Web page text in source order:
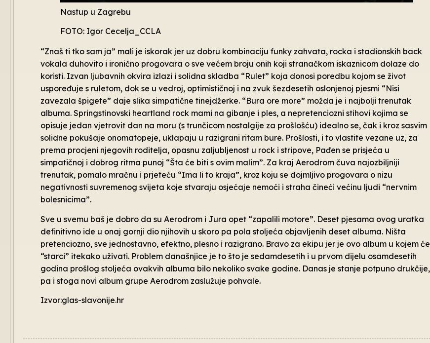
Nastup u Zagrebu
FOTO: Igor Cecelja_CCLA
“Znaš ti tko sam ja” mali je iskorak jer uz dobru kombinaciju funky zahvata, rocka i stadionskih back
vokala duhovito i ironično progovara o sve većem broju onih koji stranačkom iskaznicom dolaze do
koristi. Izvan ljubavnih okvira izlazi i solidna skladba “Rulet” koja donosi poredbu kojom se život
uspoređuje s ruletom, dok se u vedroj, optimističnoj i na zvuk šezdesetih oslonjenoj pjesmi “Nisi
zavezala špigete” daje slika simpatične tinejdžerke. “Bura ore more” možda je i najbolji trenutak
albuma. Springstinovski heartland rock mami na gibanje i ples, a nepretenciozni stihovi kojima se
opisuje jedan vjetrovit dan na moru (s trunčicom nostalgije za prošlošću) idealno se, čak i kroz sasvim
solidne pokušaje onomatopeje, uklapaju u razigrani ritam bure. Prošlosti, i to vlastite vezane uz, za
prema procjeni njegovih roditelja, opasnu zaljubljenost u rock i stripove, Pađen se prisjeća u
simpatičnoj i dobrog ritma punoj “Šta će biti s ovim malim”. Za kraj Aerodrom čuva najozbiljniji
trenutak, pomalo mračnu i prjeteću “Ima li to kraja”, kroz koju se dojmljivo progovara o nizu
negativnosti suvremenog svijeta koje stvaraju osjećaje nemoći i straha čineći većinu ljudi “nervnim
bolesnicima”.
Sve u svemu baš je dobro da su Aerodrom i Jura opet “zapalili motore”. Deset pjesama ovog uratka
definitivno ide u onaj gornji dio njihovih u skoro pa pola stoljeća objavljenih deset albuma. Ništa
pretenciozno, sve jednostavno, efektno, plesno i razigrano. Bravo za ekipu jer je ovo album u kojem će
“starci” itekako uživati. Problem današnjice je to što je sedamdesetih i u prvom dijelu osamdesetih
godina prošlog stoljeća ovakvih albuma bilo nekoliko svake godine. Danas je stanje potpuno drukčije,
pa i stoga novi album grupe Aerodrom zaslužuje pohvale.
Izvor:glas-slavonije.hr